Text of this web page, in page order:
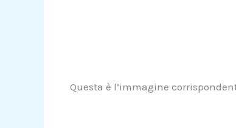
Questa è l’immagine